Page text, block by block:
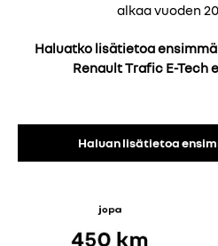
alkaa vuoden
Haluatko lisätietoa
Renault Trafic E-Tech
Haluan lisätietoa